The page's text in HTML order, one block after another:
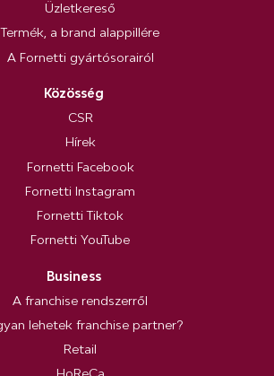
Üzletkereső
Termék, a brand alappillére
A Fornetti gyártósorairól
Közösség
CSR
Hírek
Fornetti Facebook
Fornetti Instagram
Fornetti Tiktok
Fornetti YouTube
Business
A franchise rendszerről
lehetek franchise partner?
Retail